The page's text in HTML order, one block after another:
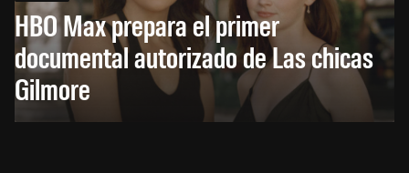
HBO Max prepara el primer
documental autorizado de Las chicas
Gilmore